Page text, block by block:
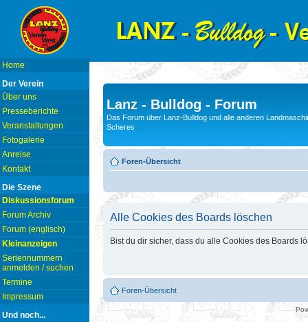
Home
Der Verein
Über uns
Presseberichte
Veranstaltungen
Fotogalerie
Anreise
Kontakt
Die Szene
Diskussionsforum
Forum Archiv
Forum (englisch)
Kleinanzeigen
Seriennummern
anmelden / suchen
Termine
Impressum
Und noch...
Lanz - Bulldog - Forum
Das Forum über Lanz-Bulldog und alle anderen
Scheres
Foren-Übersicht
Alle Cookies des Boards löschen
Bist du dir sicher, dass du alle Cookies des Boards
Foren-Übersicht